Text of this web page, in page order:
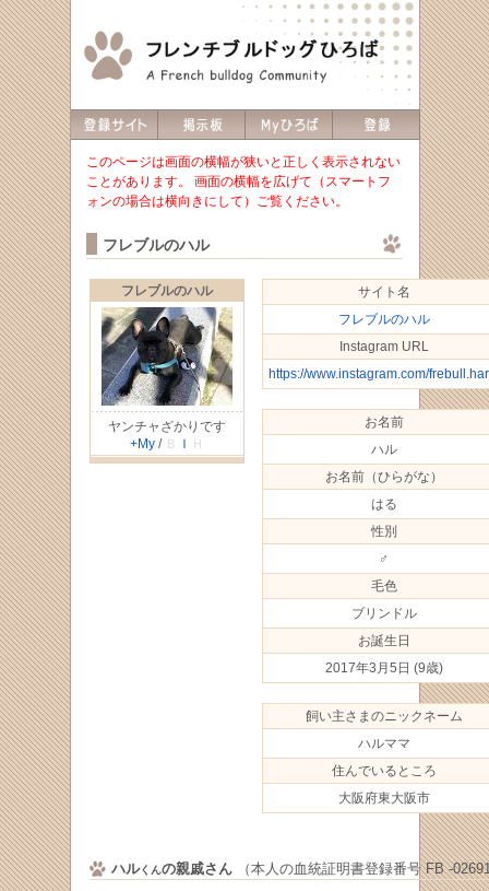
このページは画面の横幅が狭いと正しく表示されない
ことがあります。 画面の横幅を広げて（スマートフ
ォンの場合は横向きにして）ご覧ください。
フレブルのハル
フレブルのハル
ヤンチャざかりです
+My/ Ｂ Ｉ Ｈ
サイト名
フレブルのハル
Instagram URL
https://www.instagram.com/
お名前
ハル
お名前（ひらがな）
はる
性別
♂
毛色
ブリンドル
お誕生日
2017年3月5日 (9歳)
飼い主さまのニックネーム
ハルママ
住んでいるところ
大阪府東大阪市
ハルくんの親戚さん（本人の血統証明書登録番号 FB -